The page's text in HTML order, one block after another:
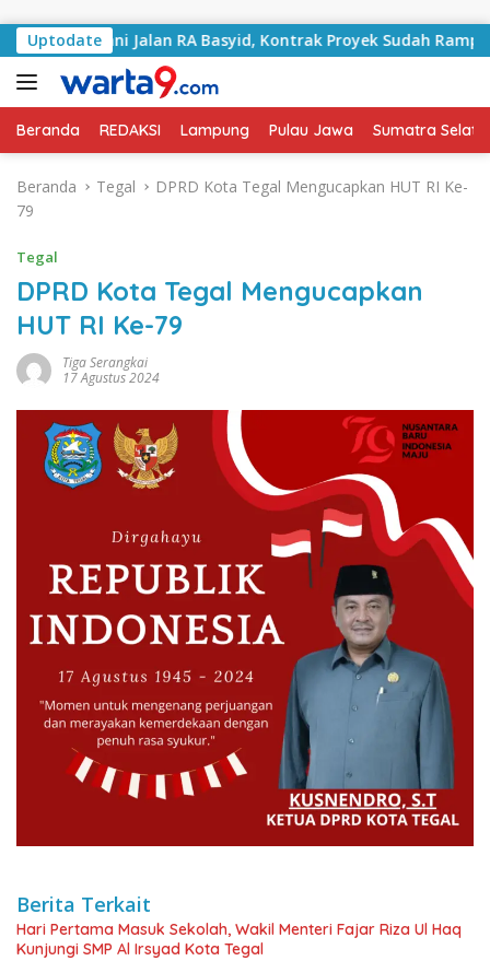
UptodateJalan RA Basyid, Kontrak Proyek Sudah Rampung
Beranda REDAKSI Lampung Pulau Jawa Sumatra
Beranda Tegal
DPRD Kota Tegal Mengucapkan HUT RI Ke-
79
Tegal
DPRD Kota Tegal Mengucapkan
HUT RI Ke-79
Tiga Serangkai
17 Agustus 2024
Berita Terkait
Hari Pertama Masuk Sekolah, Wakil Menteri Fajar Riza Ul Haq
Kunjungi SMP Al Irsyad Kota Tegal